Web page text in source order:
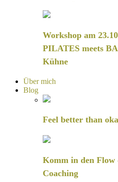
Workshop am
PILATES meets
Kühne
Über mich
Blog
Feel better than
Komm in den Flow
Coaching